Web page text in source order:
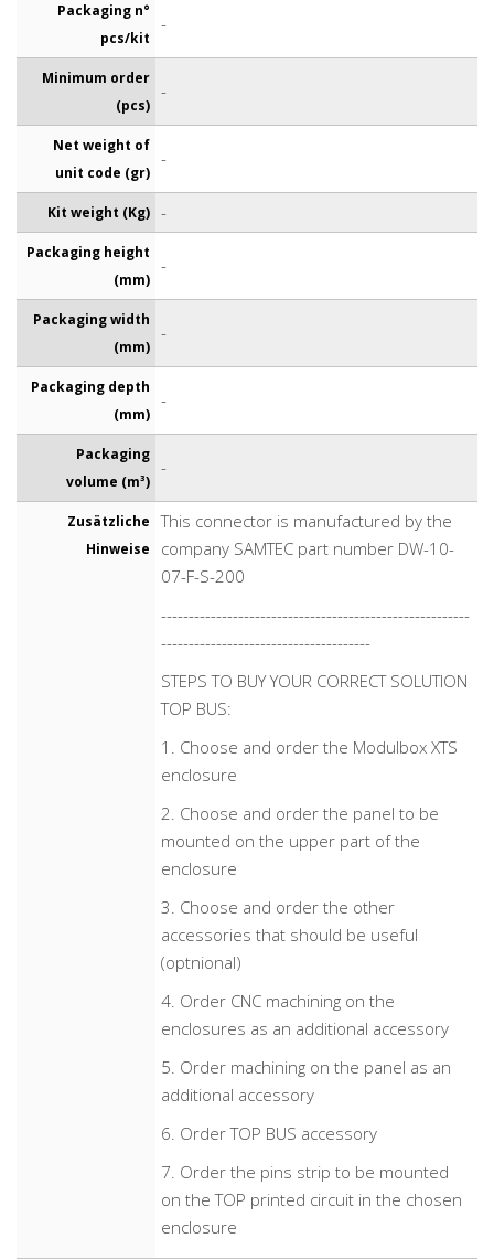
Packaging n°
pcs/kit
-
Minimum order
(pcs)
-
Net weight of
unit code (gr)
-
Kit weight (Kg) -
Packaging height
(mm)
-
Packaging width
(mm)
-
Packaging depth
(mm)
-
Packaging
volume (m³)
-
Zusätzliche
Hinweise
This connector is manufactured by the
company SAMTEC part number DW-10-
07-F-S-200
--------------------------------------------------------
--------------------------------------
STEPS TO BUY YOUR CORRECT SOLUTION
TOP BUS:
1. Choose and order the Modulbox XTS
enclosure
2. Choose and order the panel to be
mounted on the upper part of the
enclosure
3. Choose and order the other
accessories that should be useful
(optnional)
4. Order CNC machining on the
enclosures as an additional accessory
5. Order machining on the panel as an
additional accessory
6. Order TOP BUS accessory
7. Order the pins strip to be mounted
on the TOP printed circuit in the chosen
enclosure